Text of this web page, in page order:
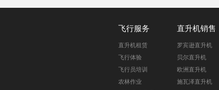
飞行服务
直升机租赁
飞行体验
飞行员培训
农林作业
直升机销售
罗宾逊直升机
贝尔直升机
欧洲直升机
施瓦泽直升机